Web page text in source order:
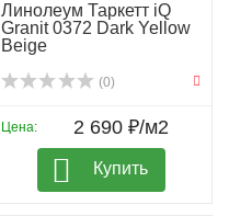
Линолеум Таркетт iQ
Granit 0372 Dark Yellow
Beige
(0)
Цена: 2 690 ₽/м2
Купить